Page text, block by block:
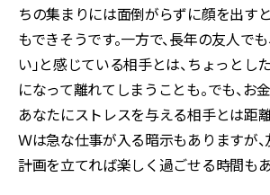
ちの集まりには面倒がらずに顔を出す
もできそうです。一方で、長年の友人でも
い」と感じている相手とは、ちょっとし
になって離れてしまうことも。でも、お
あなたにストレスを与える相手とは距
Ｗは急な仕事が入る暗示もありますが
計画を立てれば楽しく過ごせる時間もあ